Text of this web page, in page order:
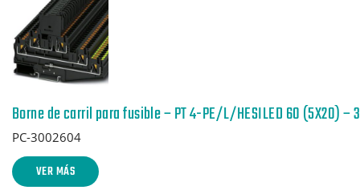
Borne de carril para fusible – PT 4-PE/L/HESILED 60 (5X20) –
PC-3002604
VER MÁS